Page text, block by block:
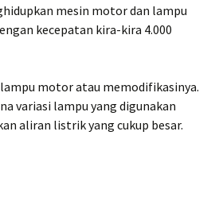
mesin motor dan lampu
kecepatan kira-kira 4.000
motor atau memodifikasinya.
variasi lampu yang digunakan
aliran listrik yang cukup besar.